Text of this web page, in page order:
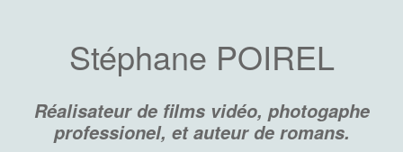
Stéphane POIREL
Réalisateur de films vidéo, photogaphe
professionel, et auteur de romans.